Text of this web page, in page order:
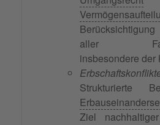
aller
insbesondere der
Strukturierte
Ziel